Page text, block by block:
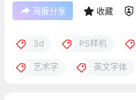
海报分享 收藏
3d PS样机
艺术字 英文字体